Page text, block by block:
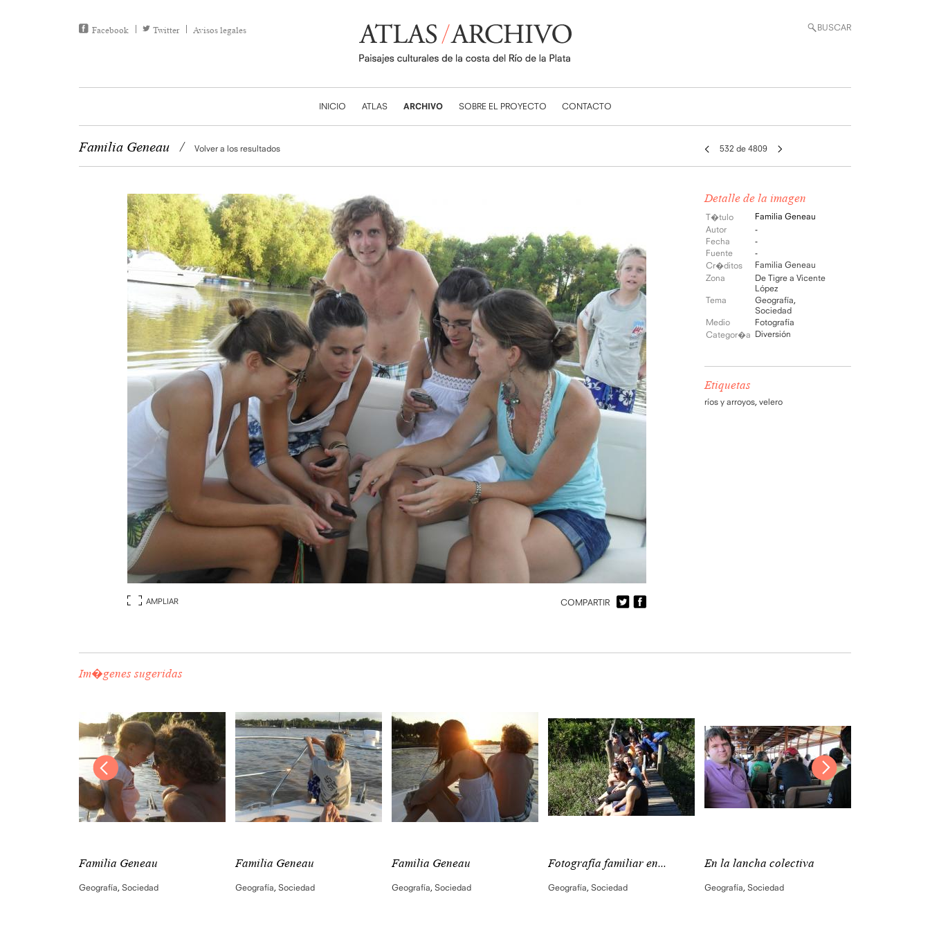
Facebook Twitter Avisos legales BUSCAR
INICIO ATLAS ARCHIVO SOBRE EL PROYECTO CONTACTO
Familia Geneau / Volver a los resultados 532 de 4809
AMPLIAR COMPARTIR
Detalle de la imagen
T�tulo
Familia Geneau
Autor
-
Fecha
-
Fuente
-
Cr�ditos
Familia Geneau
Zona
De Tigre a Vicente
López
Tema
Geografía,
Sociedad
Medio
Fotografía
Categor�a Diversión
Etiquetas
ríos y arroyos, velero
Im�genes sugeridas
Familia Geneau
Geografía, Sociedad
Familia Geneau
Geografía, Sociedad
Familia Geneau
Geografía, Sociedad
Fotografía familiar en...
Geografía, Sociedad
En la lancha colectiva
Geografía, Sociedad